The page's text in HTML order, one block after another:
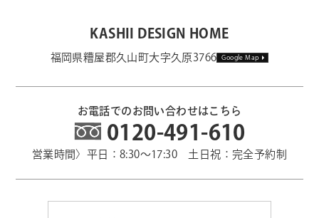
KASHII DESIGN HOME
福岡県糟屋郡久山町大字久原3766 Google Map
お電話でのお問い合わせはこちら
0120-491-610
営業時間〉平日：8:30～17:30 土日祝：完全予約制